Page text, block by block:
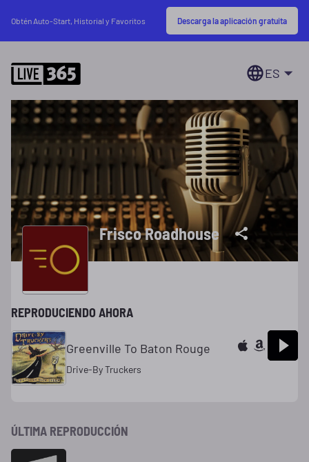
Obtén Auto-Start, Historial y Favoritos Descarga la aplicación gratuita
ES
Frisco Roadhouse
REPRODUCIENDO AHORA
Greenville To Baton Rouge
Drive-By Truckers
ÚLTIMA REPRODUCCIÓN